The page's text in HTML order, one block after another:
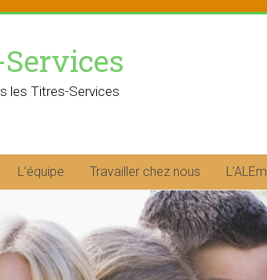
les Titres-Services
L’équipe Travailler chez nous L’ALEm